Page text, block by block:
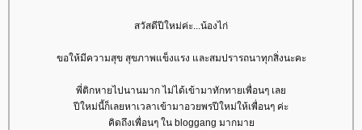
สวัสดีปีใหม่ค่ะ...น้องไก่
ขอให้มีความสุข สุขภาพแข็งแรง และสมปรารถนาทุกสิ่งนะคะ
พี่ติกหายไปนานมาก ไม่ได้เข้ามาทักทายเพื่อนๆ เล
ปีใหม่นี้ก็เลยหาเวลาเข้ามาอวยพรปีใหม่ให้เพื่อนๆ ค่ะ
คิดถึงเพื่อนๆ ใน bloggang มากมา